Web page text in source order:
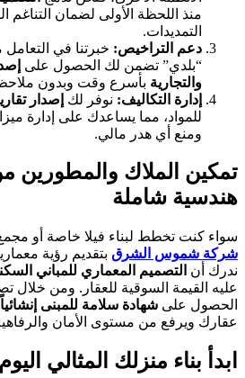
منذ اللحظة الأولى لضمان التناغم
التمديدات.
دعم التراخيص: خبرتنا في
“بلدي” تضمن لك الحصول على
والتجارية بأسرع وقت وبدون
إدارة التكاليف: نوفر لك إصدار
للمواد، مما يساعدك على إدارة
ومنع أي هدر مالي.
تمكين الملاك والمطورين
هندسية شاملة
سواء كنت تخطط لبناء فيلا خاصة أو
شركة شموس الشرق بتقديم رؤية
ندرك أن التصميم المعماري للمباني
عليه القيمة السوقية للعقار. ومن خلال
الحصول على شهادة سلامة للمبنى إنشائياً
عقارك ويرفع من مستوى الأمان
ابدأ بناء منزلك المثالي اليوم